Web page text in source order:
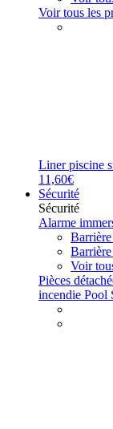
Voir tous les
Liner piscine
11,60€
Sécurité
Sécurité
Alarme
Voir
Pièces
incendie Pool